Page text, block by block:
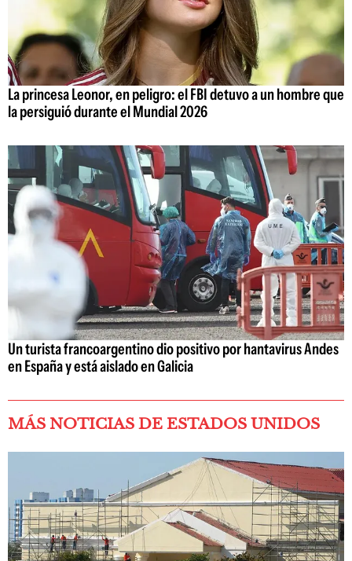
La princesa Leonor, en peligro: el FBI detuvo a un hombre que
la persiguió durante el Mundial 2026
Un turista francoargentino dio positivo por hantavirus Andes
en España y está aislado en Galicia
MÁS NOTICIAS DE ESTADOS UNIDOS